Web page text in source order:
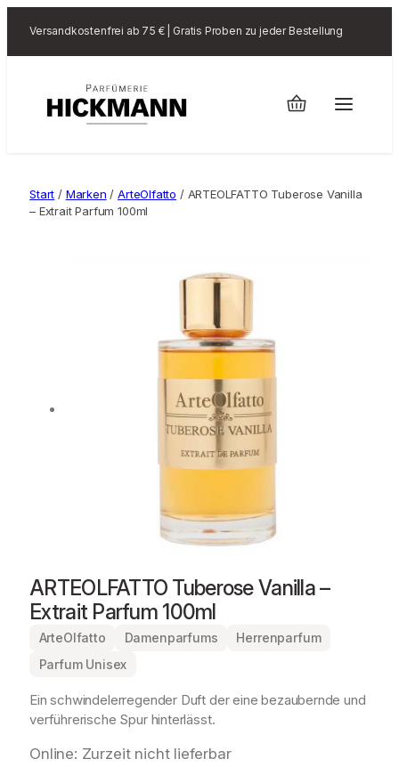
Versandkostenfrei ab 75 € | Gratis Proben zu jeder Bestellung
Start / Marken /ArteOlfatto / ARTEOLFATTO Tuberose Vanilla
– Extrait Parfum 100ml
ARTEOLFATTO Tuberose Vanilla –
Extrait Parfum 100ml
ArteOlfatto Damenparfums
Herrenparfum
Parfum Unisex
Ein schwindelerregender Duft der eine bezaubernde und
verführerische Spur hinterlässt.
Online: Zurzeit nicht lieferbar